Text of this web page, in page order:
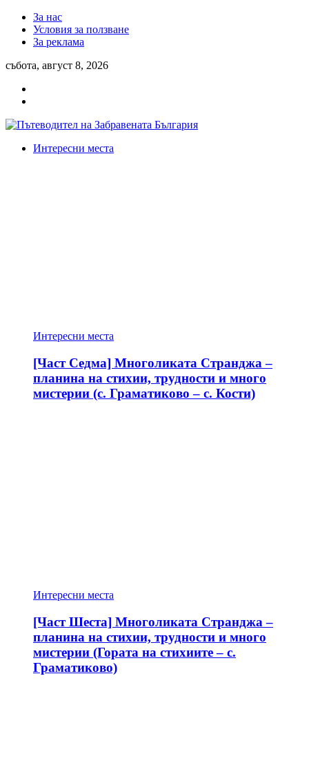
За нас
Условия за ползване
За реклама
събота, август 8, 2026
Интересни места
Интересни места
[Част Седма] Многоликата Странджа –
планина на стихии, трудности и много
мистерии (с. Граматиково – с. Кости)
Интересни места
[Част Шеста] Многоликата Странджа –
планина на стихии, трудности и много
мистерии (Гората на стихиите – с.
Граматиково)